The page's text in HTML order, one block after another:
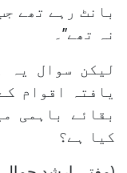
بانٹ رہے تھے
نہ تھے’’۔
لیکن سوال یہ
یافتہ اقوام
بقائے باہمی
کیا ہے؟